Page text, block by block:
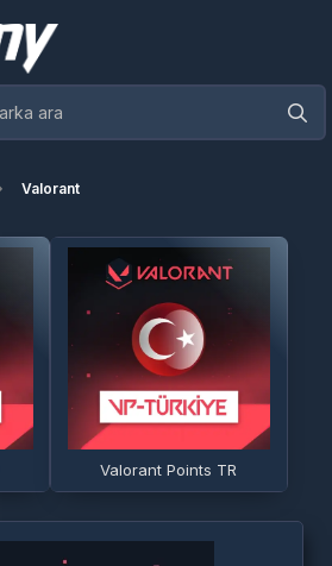
Valorant
Valorant Points TR